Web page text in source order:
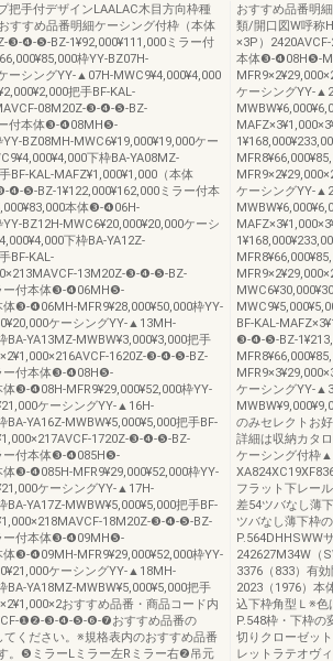
把手付デザインLAALAC木目方向枠種
すすめ品番明細ケーシング付枠（本体
❸-❹-❺-BZ-1¥92,000¥111,000ミラー付
枠YY-BZ07H-
ーシングYY-▲07H-MWC9¥4,000¥4,000
把手BF-KAL-
08M20Z-❸-❹-❺-BZ-
ー付本体❸-❹08MH❺-
BZ08MH-MWC6¥19,000¥19,000ケー
下枠BA-YA08MZ-
BF-KAL-MAFZ¥1,000¥1,000（本体
❹-❺-BZ-1¥122,000¥162,000ミラー付本
本体❸-❹06H-
BZ12H-MWC6¥20,000¥20,000ケーシ
下枠BA-YA12Z-
BF-KAL-
13M20Z-❸-❹-❺-BZ-
ー付本体❸-❹06MH❺-
体❸-❹06MH-MFR9¥28,000¥50,000枠YY-
ケーシングYY-▲13MH-
BA-YA13MZ-MWBW¥3,000¥3,000把手
1620Z-❸-❹-❺-BZ-
ー付本体❸-❹08H❺-
体❸-❹08H-MFR9¥29,000¥52,000枠YY-
ケーシングYY-▲16H-
BA-YA16Z-MWBW¥5,000¥5,000把手BF-
1720Z-❸-❹-❺-BZ-
ー付本体❸-❹085H❺-
体❸-❹085H-MFR9¥29,000¥52,000枠YY-
ケーシングYY-▲17H-
BA-YA17Z-MWBW¥5,000¥5,000把手BF-
18M20Z-❸-❹-❺-BZ-
ー付本体❸-❹09MH❺-
体❸-❹09MH-MFR9¥29,000¥52,000枠YY-
ケーシングYY-▲18MH-
BA-YA18MZ-MWBW¥5,000¥5,000把手
おすすめ品番・商品コード内
❶❷-❸-❹-❺-❻-❼おすすめ品番の
ください。※規格表内のおすすめ品番
。❺ミラーLミラー左Rミラー右❷吊元
おすすめ品番明
類/開口図W呼称
×3P）
本体❸-❹08H❺-
ケーシングYY-
ケーシングYY-
BF-KAL-
❸-❹-❺-BZ-
ケーシングYY-
のみセレクトお
詳細は収納カタ
ケーシング付枠
フラット下レー
差54ツバなし薄
ツバなし薄下枠
P.564DHHSWW
242627M34W（
3376（833）有
2023（1976）本
込下枠角型Ｌ※色
P.548枠・下枠の
切りクローゼッ
レットラテオヴ